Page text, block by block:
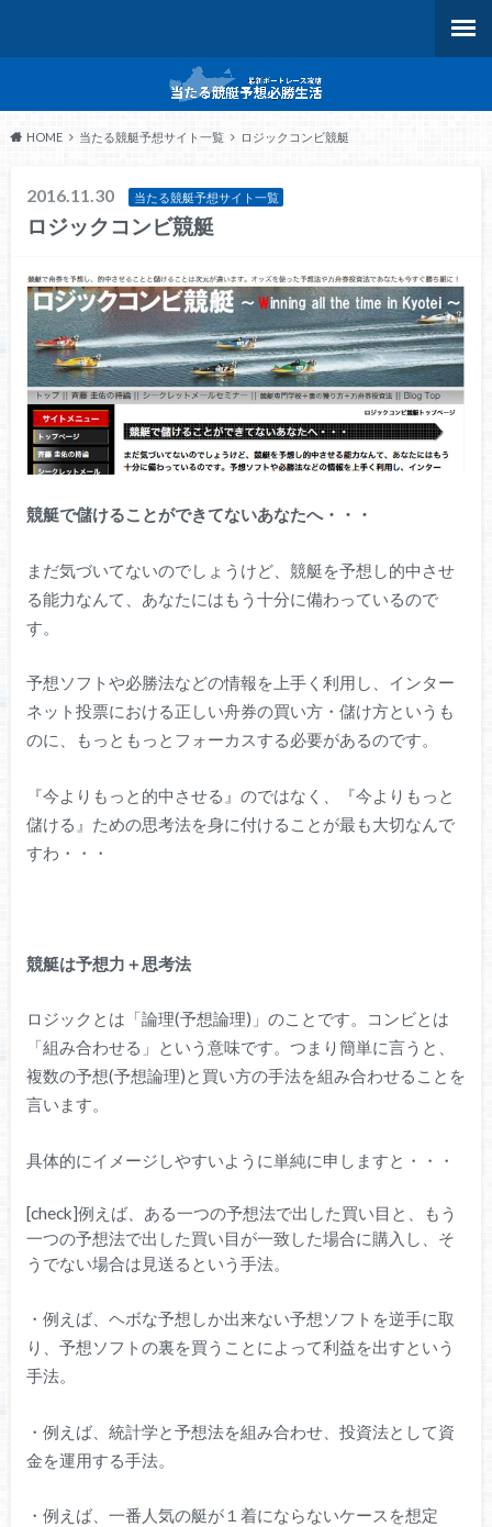
HOME 当たる競艇予想サイト一覧 ロジックコンビ競艇
2016.11.30 当たる競艇予想サイト一覧
ロジックコンビ競艇
競艇で儲けることができてないあなたへ・・・
まだ気づいてないのでしょうけど、競艇を予想し的中させ
る能力なんて、あなたにはもう十分に備わっているので
す。
予想ソフトや必勝法などの情報を上手く利用し、インター
ネット投票における正しい舟券の買い方・儲け方というも
のに、もっともっとフォーカスする必要があるのです。
『今よりもっと的中させる』のではなく、『今よりもっと
儲ける』ための思考法を身に付けることが最も大切なんで
すわ・・・
競艇は予想力＋思考法
ロジックとは「論理(予想論理)」のことです。コンビとは
「組み合わせる」という意味です。つまり簡単に言うと、
複数の予想(予想論理)と買い方の手法を組み合わせることを
言います。
具体的にイメージしやすいように単純に申しますと・・・
[check]例えば、ある一つの予想法で出した買い目と、もう
一つの予想法で出した買い目が一致した場合に購入し、そ
うでない場合は見送るという手法。
・例えば、ヘボな予想しか出来ない予想ソフトを逆手に取
り、予想ソフトの裏を買うことによって利益を出すという
手法。
・例えば、統計学と予想法を組み合わせ、投資法として資
金を運用する手法。
・例えば、一番人気の艇が１着にならないケースを想定